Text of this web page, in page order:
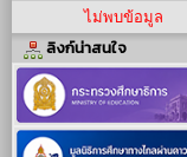
ไม่พบข้อมูล
ลิงก์น่าสนใจ